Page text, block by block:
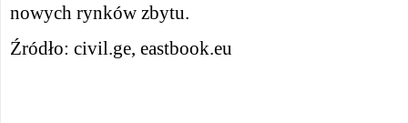
nowych rynków zbytu.
Źródło: civil.ge, eastbook.eu